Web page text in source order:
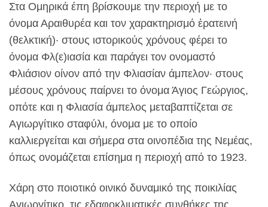
Στα Ομηρικά έπη βρίσκουμε την περιοχή με το
όνομα Αραιθυρέα και τον χαρακτηρισμό ἐρατεινή
(θελκτική)· στους ιστορικούς χρόνους φέρει το
όνομα Φλ(ε)ιασία και παράγει τον ονομαστό
Φλιάσιον οίνον από την Φλιασίαν άμπελον· στους
μέσους χρόνους παίρνει το όνομα Άγιος Γεώργιος,
οπότε και η Φλιασία άμπελος μεταβαπτίζεται σε
Αγιωργίτικο σταφύλι, όνομα με το οποίο
καλλιεργείται και σήμερα στα οινοπέδια της Νεμέας,
όπως ονομάζεται επίσημα η περιοχή από το 1923.
Χάρη στο ποιοτικό οινικό δυναμικό της ποικιλίας